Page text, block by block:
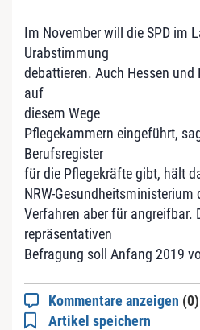
Im November will die SPD im
Urabstimmung
debattieren. Auch Hessen
auf
diesem Wege
Pflegekammern eingeführt,
Berufsregister
für die Pflegekräfte gibt, hält
NRW-Gesundheitsministerium
Verfahren aber für angreifbar.
repräsentativen
Befragung soll Anfang 2019
Kommentare anzeigen (0)
Artikel speichern